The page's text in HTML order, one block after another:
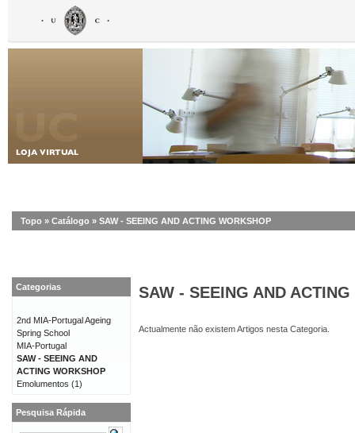
Topo » Catálogo » SAW - SEEING AND ACTING WORKSHOP
SAW - SEEING AND
Actualmente não existem Artigos nesta Categoria.
Categorias
2nd MIA-Portugal Ageing
Spring School
MIA-Portugal
SAW - SEEING AND
ACTING WORKSHOP
Emolumentos (1)
Pesquisa Rápida